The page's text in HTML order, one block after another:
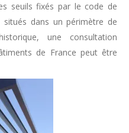
seuils fixés par le code de
situés dans un périmètre de
une consultation
de France peut être